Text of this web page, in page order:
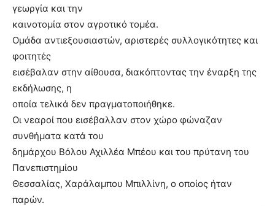
γεωργία και την
καινοτομία στον αγροτικό τομέα.
Ομάδα αντιεξουσιαστών, αριστερές συλλογικότητες και
φοιτητές
εισέβαλαν στην αίθουσα, διακόπτοντας την έναρξη της
εκδήλωσης, η
οποία τελικά δεν πραγματοποιήθηκε.
Οι νεαροί που εισέβαλλαν στον χώρο φώναζαν
συνθήματα κατά του
δημάρχου Βόλου Αχιλλέα Μπέου και του πρύτανη του
Πανεπιστημίου
Θεσσαλίας, Χαράλαμπου Μπιλλίνη, ο οποίος ήταν
παρών.